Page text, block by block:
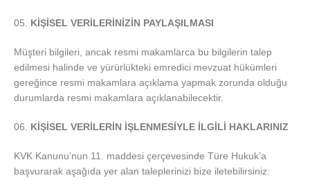
KİŞİSEL VERİLERİNİZİN PAYLAŞILMASI
Müşteri bilgileri, ancak resmi makamlarca bu bilgilerin talep
edilmesi halinde ve yürürlükteki emredici mevzuat hükümleri
gereğince resmi makamlara açıklama yapmak zorunda olduğu
durumlarda resmi makamlara açıklanabilecektir.
KİŞİSEL VERİLERİN İŞLENMESİYLE İLGİLİ HAKLARINIZ
KVK Kanunu’nun 11. maddesi çerçevesinde Türe Hukuk’a
başvurarak aşağıda yer alan taleplerinizi bize iletebilirsiniz: